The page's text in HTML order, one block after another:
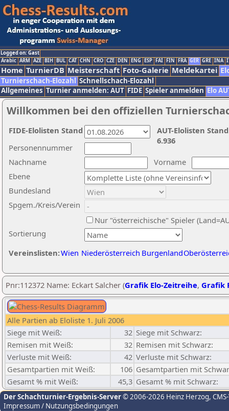
Logged on: Gast
Arabic ARM AZE BIH BUL CAT CHN CRO CZE DEN ENG ESP FAI FIN FRA GER GRE INA
Home TurnierDB Meisterschaft Foto-Galerie Meldekartei
Turnierschach-Elozahl Schnellschach-Elozahl
Allgemeines Turnier anmelden: AUT FIDE Spieler anmelden Elo
Willkommen bei den offiziellen
Nachname
Vorname
Ebene
Sortierung
Personennummer
Bundesland
Spgem./Kreis/Verein
Nur "österreichische" Spieler
Vereinslisten:Wien Niederösterreich Burgenland
AUT-Elolisten
6.936
FIDE-Elolisten Stand
Pnr:112372 Name: Eckart Salcher (Grafik Elo-Zeitreihe, Grafik
Alle Partien ab Eloliste 1. Juli 2006
Siege mit Weiß:
32 Siege mit Schwarz:
Remisen mit Weiß:
32 Remisen mit Schwarz:
Verluste mit Weiß:
42 Verluste mit Schwarz:
Gesamtpartien mit Weiß:
106 Gesamtpartien mit
Gesamt % mit Weiß:
45,3 Gesamt % mit Schwarz:
Der Schachturnier-Ergebnis-Server© 2006-2026 Heinz Herzog,
Impressum / Nutzungsbedingungen